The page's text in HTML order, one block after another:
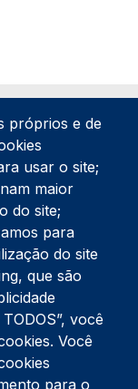
próprios e de
usar o site;
maior
do site;
para
do site
que são
você
Você
para o